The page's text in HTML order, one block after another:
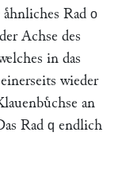
Rad o
Achse des
in das
wieder
an
Rad q endlich